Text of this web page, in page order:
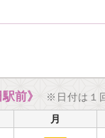
前》
※日付は１
月